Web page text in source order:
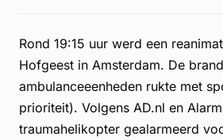
Rond 19:15 uur werd een
Hofgeest in Amsterdam. De
ambulanceeenheden rukte met
prioriteit). Volgens AD.nl en
traumahelikopter gealarmeerd